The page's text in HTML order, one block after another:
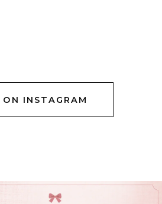
防寒出来る感じです。 首に着いて
ーみたいなので完全分離です。
23
INSTAGRAM